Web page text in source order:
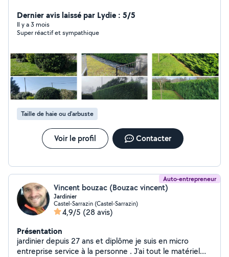
vos déchets verts). Je suis disponible également pour
des petits travaux (sur demande selon mes
compétences). Grâce à la coopérative où je suis
du crédit d'impôts pour vos travaux d'entretien
d'espaces verts.
Dernier avis laissé par Lydie : 5/5
Il y a 3 mois
Super réactif et sympathique
Taille de haie ou d'arbuste
Voir le profil Contacter
Auto-entrepreneur
Vincent bouzac (Bouzac vincent)
Jardinier
Castel-Sarrazin (Castel-Sarrazin)
4,9/5 (28 avis)
Présentation
jardinier depuis 27 ans et diplôme je suis en micro
entreprise service à la personne . J'ai tout le matériel